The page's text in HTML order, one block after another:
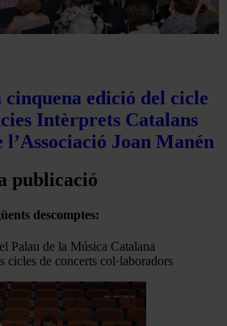
cinquena edició del cicle
Intèrprets Catalans
Joan Manén
publicació
descomptes:
Palau de la Música Catalana
cicles de concerts col·laboradors